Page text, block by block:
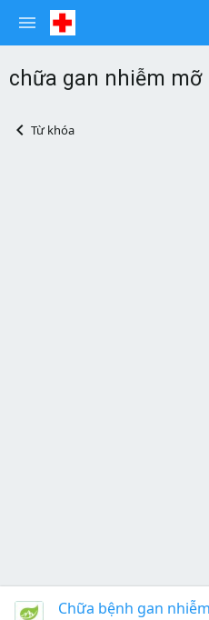
chữa gan nhiễm mỡ
Từ khóa
Chữa bệnh gan